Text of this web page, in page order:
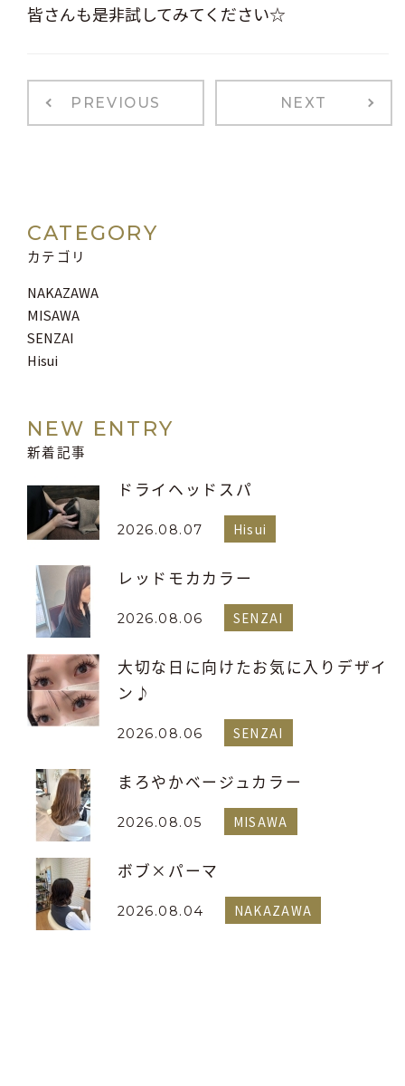
皆さんも是非試してみてください☆
PREVIOUS NEXT
CATEGORY
カテゴリ
NAKAZAWA
MISAWA
SENZAI
Hisui
NEW ENTRY
新着記事
ドライヘッドスパ
2026.08.07 Hisui
レッドモカカラー
2026.08.06 SENZAI
大切な日に向けたお気に入りデザイ
ン♪
2026.08.06 SENZAI
まろやかベージュカラー
2026.08.05 MISAWA
ボブ×パーマ
2026.08.04 NAKAZAWA